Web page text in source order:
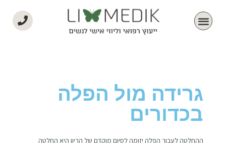
גרידה מול הפלה
בכדורים
ההחלטה לעבור הפלה יזומה לסיום מוקדם של הריון היא החלטה